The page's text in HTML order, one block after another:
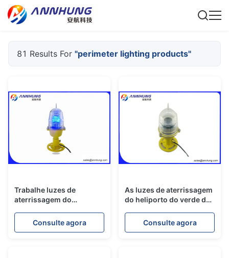
81 Results For "perimeter lighting products"
Trabalhe luzes de
aterrissagem do
estabilidade/iluminação
conduzida brilho do
Consulte agora
As luzes de aterrissagem
do heliporto do verde de
maneira dequeimadura
clara do perímetro
Consulte agora